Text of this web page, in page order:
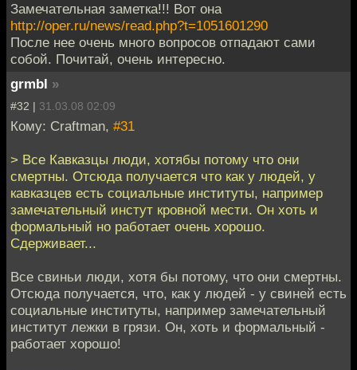
Замечательная заметка!!! Вот она
http://oper.ru/news/read.php?t=1051601290
После нее очень много вопросов отпадают сами
собой. Почитай, очень интересно.
grmbl »
#32 | 31.03.08 02:09
Кому: Craftman, #31
> Все Кавказцы люди, хотябы потому что они
смертны. Отсюда получается что как у людей, у
кавказцев есть социальные институты, например
замечательный инстут кровной мести. Он хоть и
формальный но работает очень хорошо.
Сдерживает...
Все свиньи люди, хотя бы потому, что они смертны.
Отсюда получается, что, как у людей - у свиней есть
социальные институты, например замечательный
институт лежки в грязи. Он, хоть и формальный -
работает хорошо!